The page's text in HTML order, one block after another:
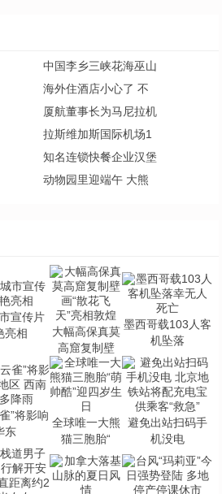
中国李乡三峡花海巫山
海外住酒店小心了 不
厦航董事长为马尼拉机
拉斯维加斯国际机场1
知名连锁快餐企业汉堡
动物园里迎端午 大熊
宣传片
亮相
大幅高保真莫
高窟复制壁
墨西哥载103人客
机坠落
”将影响
东
全球唯一大熊
猫三胞胎“
避免出站扫码手
机没电